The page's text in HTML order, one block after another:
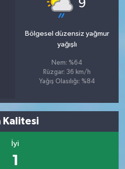
9
Bölgesel düzensiz yağmur
yağışlı
Nem: %64
Rüzgar: 36 km/h
Yağış Olasılığı: %84
Kalitesi
İyi
1